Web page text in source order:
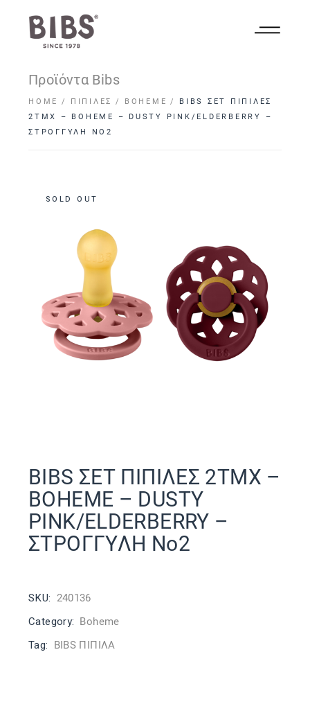
Προϊόντα Bibs
HOME ΠΙΠΊΛΕΣ BOHEME
BIBS ΣΕΤ ΠΙΠΙΛΕΣ
2ΤΜΧ – BOHEME – DUSTY PINK/ELDERBERRY –
ΣΤΡΟΓΓΥΛΗ NO2
SOLD OUT
BIBS ΣΕΤ ΠΙΠΙΛΕΣ 2ΤΜΧ –
BOHEME – DUSTY
PINK/ELDERBERRY –
ΣΤΡΟΓΓΥΛΗ No2
SKU: 240136
Category: Boheme
Tag: BIBS ΠΙΠΙΛΑ